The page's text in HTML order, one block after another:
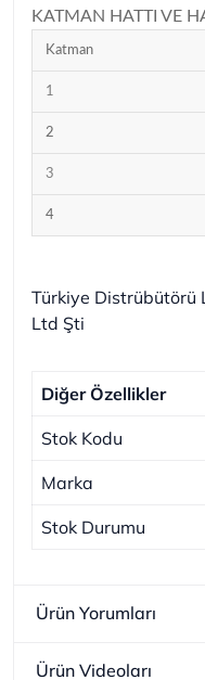
KATMAN HATTI VE
Katman
1
2
3
4
Türkiye Distrübütörü
Ltd Şti
Diğer Özellikler
Stok Kodu
Marka
Stok Durumu
Ürün Yorumları
Ürün Videoları